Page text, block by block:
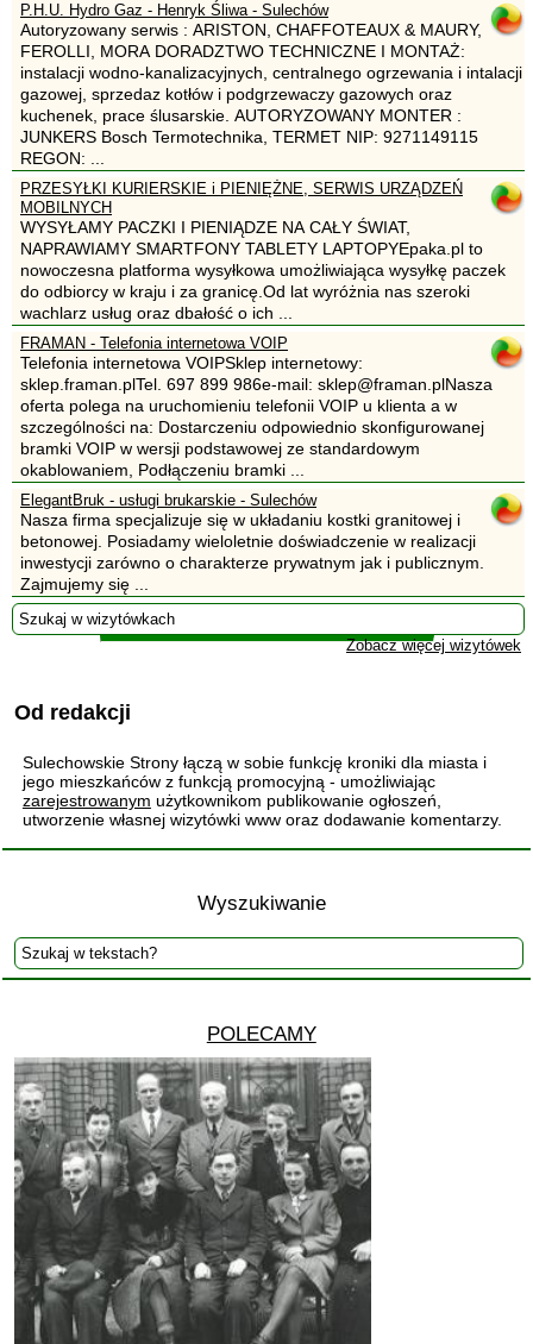
P.H.U. Hydro Gaz - Henryk Śliwa - Sulechów
Autoryzowany serwis : ARISTON, CHAFFOTEAUX & MAURY,
FEROLLI, MORA DORADZTWO TECHNICZNE I MONTAŻ:
instalacji wodno-kanalizacyjnych, centralnego ogrzewania i intalacji
gazowej, sprzedaz kotłów i podgrzewaczy gazowych oraz
kuchenek, prace ślusarskie. AUTORYZOWANY MONTER :
JUNKERS Bosch Termotechnika, TERMET NIP: 9271149115
REGON: ...
PRZESYŁKI KURIERSKIE i PIENIĘŻNE, SERWIS URZĄDZEŃ
MOBILNYCH
WYSYŁAMY PACZKI I PIENIĄDZE NA CAŁY ŚWIAT,
NAPRAWIAMY SMARTFONY TABLETY LAPTOPYEpaka.pl to
nowoczesna platforma wysyłkowa umożliwiająca wysyłkę paczek
do odbiorcy w kraju i za granicę.Od lat wyróżnia nas szeroki
wachlarz usług oraz dbałość o ich ...
FRAMAN - Telefonia internetowa VOIP
Telefonia internetowa VOIPSklep internetowy:
sklep.framan.plTel. 697 899 986e-mail: sklep@framan.plNasza
oferta polega na uruchomieniu telefonii VOIP u klienta a w
szczególności na: Dostarczeniu odpowiednio skonfigurowanej
bramki VOIP w wersji podstawowej ze standardowym
okablowaniem, Podłączeniu bramki ...
ElegantBruk - usługi brukarskie - Sulechów
Nasza firma specjalizuje się w układaniu kostki granitowej i
betonowej. Posiadamy wieloletnie doświadczenie w realizacji
inwestycji zarówno o charakterze prywatnym jak i publicznym.
Zajmujemy się ...
Zobacz więcej wizytówek
Od redakcji
Sulechowskie Strony łączą w sobie funkcję kroniki dla miasta i
jego mieszkańców z funkcją promocyjną - umożliwiając
zarejestrowanym użytkownikom publikowanie ogłoszeń,
utworzenie własnej wizytówki www oraz dodawanie komentarzy.
Wyszukiwanie
POLECAMY